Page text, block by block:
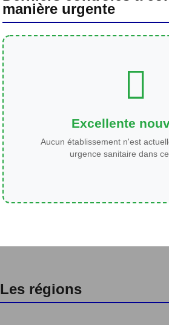
manière urgente
Excellente
Aucun établissement n'est
urgence sanitaire dans
Les régions